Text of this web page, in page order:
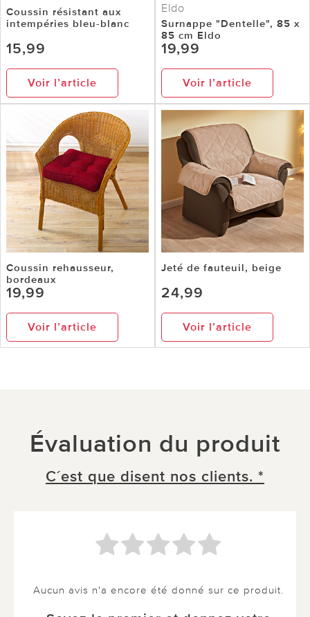
Coussin résistant aux
intempéries bleu-blanc
15,99
Voir l’article
Eldo
Surnappe "Dentelle", 85 x
85 cm Eldo
19,99
Voir l’article
Coussin rehausseur,
bordeaux
19,99
Voir l’article
Jeté de fauteuil, beige
24,99
Voir l’article
Évaluation du produit
C´est que disent nos clients. *
Aucun avis n'a encore été donné sur ce produit.